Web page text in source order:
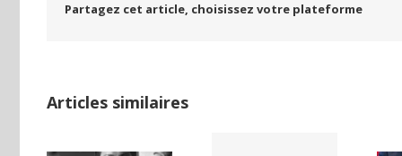
Partagez cet article, choisissez votre plateforme
Articles similaires